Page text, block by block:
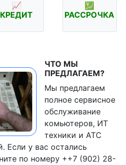
📈
КРЕДИТ
💹
РАССРОЧКА
ЧТО МЫ
ПРЕДЛАГАЕМ?
Мы предлагаем
полное сервисное
обслуживание
комьютеров, ИТ
техники и АТС
Если у вас остались
по номеру ++7 (902) 28-